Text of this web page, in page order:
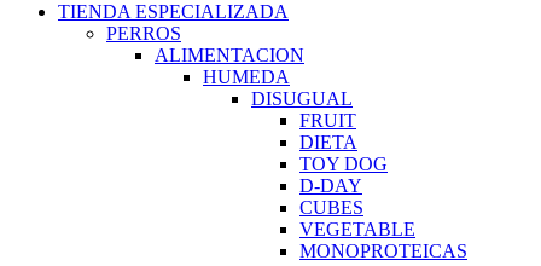
TIENDA ESPECIALIZADA
PERROS
ALIMENTACION
HUMEDA
DISUGUAL
FRUIT
DIETA
TOY DOG
D-DAY
CUBES
VEGETABLE
MONOPROTEICAS